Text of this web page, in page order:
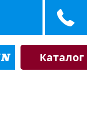
Каталог